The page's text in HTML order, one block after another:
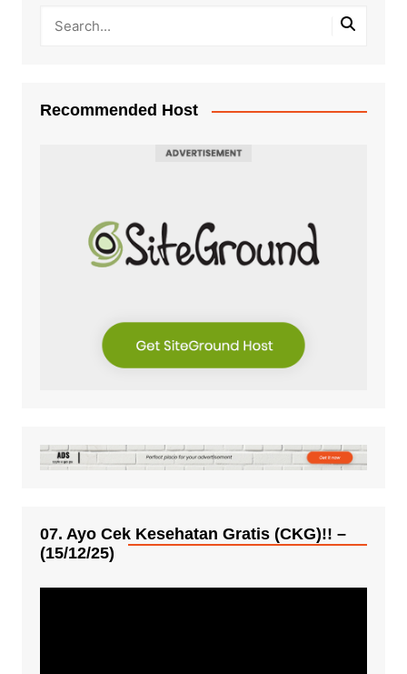
Recommended Host
07. Ayo Cek Kesehatan Gratis (CKG)!! –
(15/12/25)